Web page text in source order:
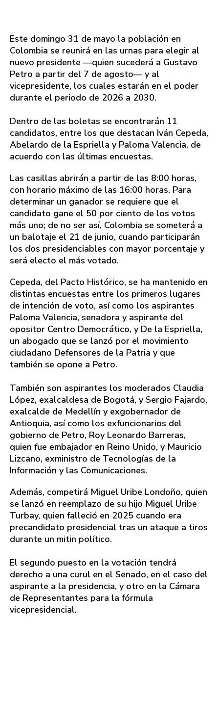
Este domingo 31 de mayo la población en
Colombia se reunirá en las urnas para elegir al
nuevo presidente —quien sucederá a Gustavo
Petro a partir del 7 de agosto— y al
vicepresidente, los cuales estarán en el poder
durante el periodo de 2026 a 2030.
Dentro de las boletas se encontrarán 11
candidatos, entre los que destacan Iván Cepeda,
Abelardo de la Espriella y Paloma Valencia, de
acuerdo con las últimas encuestas.
Las casillas abrirán a partir de las 8:00 horas,
con horario máximo de las 16:00 horas. Para
determinar un ganador se requiere que el
candidato gane el 50 por ciento de los votos
más uno; de no ser así, Colombia se someterá a
un balotaje el 21 de junio, cuando participarán
los dos presidenciables con mayor porcentaje y
será electo el más votado.
Cepeda, del Pacto Histórico, se ha mantenido en
distintas encuestas entre los primeros lugares
de intención de voto, así como los aspirantes
Paloma Valencia, senadora y aspirante del
opositor Centro Democrático, y De la Espriella,
un abogado que se lanzó por el movimiento
ciudadano Defensores de la Patria y que
también se opone a Petro.
También son aspirantes los moderados Claudia
López, exalcaldesa de Bogotá, y Sergio Fajardo,
exalcalde de Medellín y exgobernador de
Antioquia, así como los exfuncionarios del
gobierno de Petro, Roy Leonardo Barreras,
quien fue embajador en Reino Unido, y Mauricio
Lizcano, exministro de Tecnologías de la
Información y las Comunicaciones.
Además, competirá Miguel Uribe Londoño, quien
se lanzó en reemplazo de su hijo Miguel Uribe
Turbay, quien falleció en 2025 cuando era
precandidato presidencial tras un ataque a tiros
durante un mitin político.
El segundo puesto en la votación tendrá
derecho a una curul en el Senado, en el caso del
aspirante a la presidencia, y otro en la Cámara
de Representantes para la fórmula
vicepresidencial.